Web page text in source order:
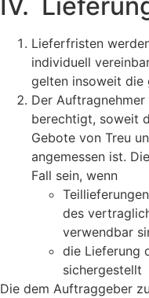
Lieferfristen
individuell
gelten insoweit die
Der
berechtigt, soweit
Gebote von Treu
angemessen ist.
Fall sein, wenn
des
verwendbar
die Lieferung
sichergestellt
Die dem Auftraggeber